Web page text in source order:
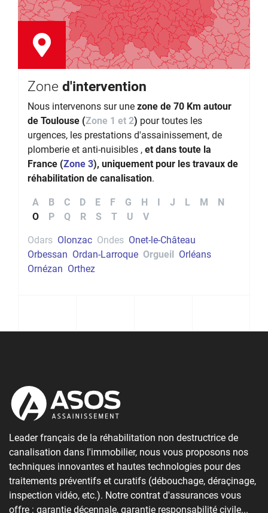
Zone d'intervention
Nous intervenons sur une zone de 70 Km autour
de Toulouse (Zone 1 et 2) pour toutes les
urgences, les prestations d'assainissement, de
plomberie et anti-nuisibles , et dans toute la
France (Zone 3), uniquement pour les travaux de
réhabilitation de canalisation.
A B C D E F G H I J L M
N
O
P Q R S T U V
Odars Olonzac Ondes Onet-le-Château
Orbessan Ordan-Larroque Orgueil Orléans
Ornézan Orthez
Leader français de la réhabilitation non destructrice de
canalisation dans l'immobilier, nous vous proposons nos
techniques innovantes et hautes technologies pour des
traitements préventifs et curatifs (débouchage, déraçinage,
inspection vidéo, etc.). Notre contrat d'assurances vous
offre : garantie décennale, garantie responsabilité civile...